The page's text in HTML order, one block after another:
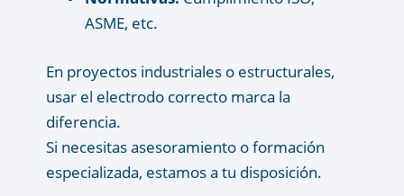
ASME, etc.
En proyectos industriales o estructurales,
usar el electrodo correcto marca la
diferencia.
Si necesitas asesoramiento o formación
especializada, estamos a tu disposición.